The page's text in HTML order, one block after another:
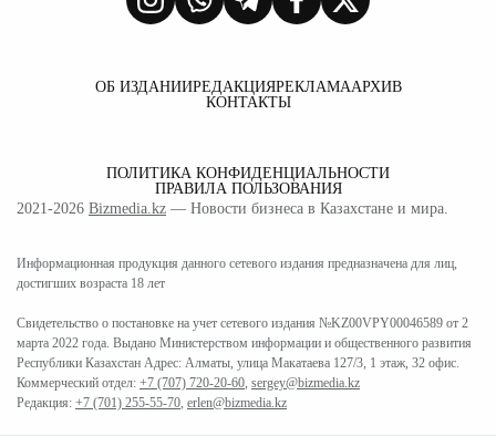
ОБ ИЗДАНИИРЕДАКЦИЯРЕКЛАМААРХИВ
КОНТАКТЫ
ПОЛИТИКА КОНФИДЕНЦИАЛЬНОСТИ
ПРАВИЛА ПОЛЬЗОВАНИЯ
2021-2026 Bizmedia.kz — Новости бизнеса в Казахстане и мира.
Информационная продукция данного сетевого издания предназначена для лиц,
достигших возраста 18 лет
Свидетельство о постановке на учет сетевого издания №KZ00VPY00046589 от 2
марта 2022 года. Выдано Министерством информации и общественного развития
Республики Казахстан Адрес: Алматы, улица Макатаева 127/3, 1 этаж, 32 офис.
Коммерческий отдел: +7 (707) 720-20-60 sergey@bizmedia.kz
Редакция: +7 (701) 255-55-70 erlen@bizmedia.kz